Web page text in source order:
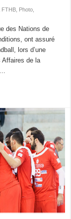
FTHB Photo
des Nations de
ont assuré
lors d’une
Affaires de la
…